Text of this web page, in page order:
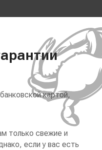
картой,
только свежие и
если у вас есть